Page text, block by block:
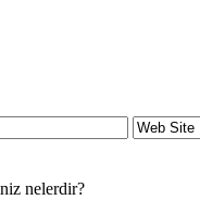
nelerdir?